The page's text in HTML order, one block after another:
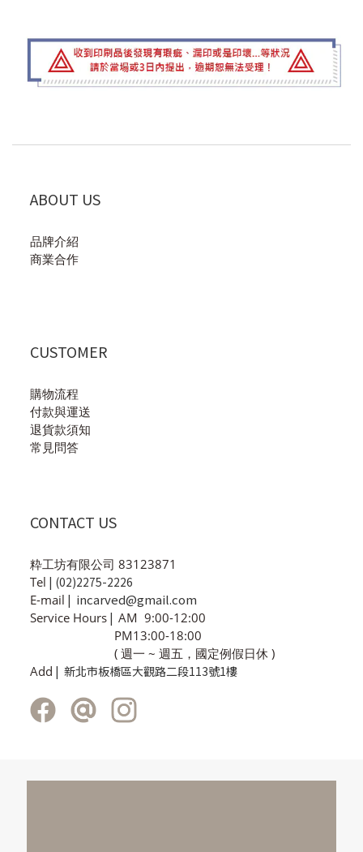
ABOUT US
品牌介紹
商業合作
CUSTOMER
購物流程
付款與運送
退貨款須知
常見問答
CONTACT US
粋工坊有限公司 83123871
Tel | (02)2275-2226
E-mail | incarved@gmail.com
Service Hours | AM 9:00-12:00
PM13:00-18:00
( 週一 ~ 週五，國定例假日休 )
Add | 新北市板橋區大觀路二段113號1樓